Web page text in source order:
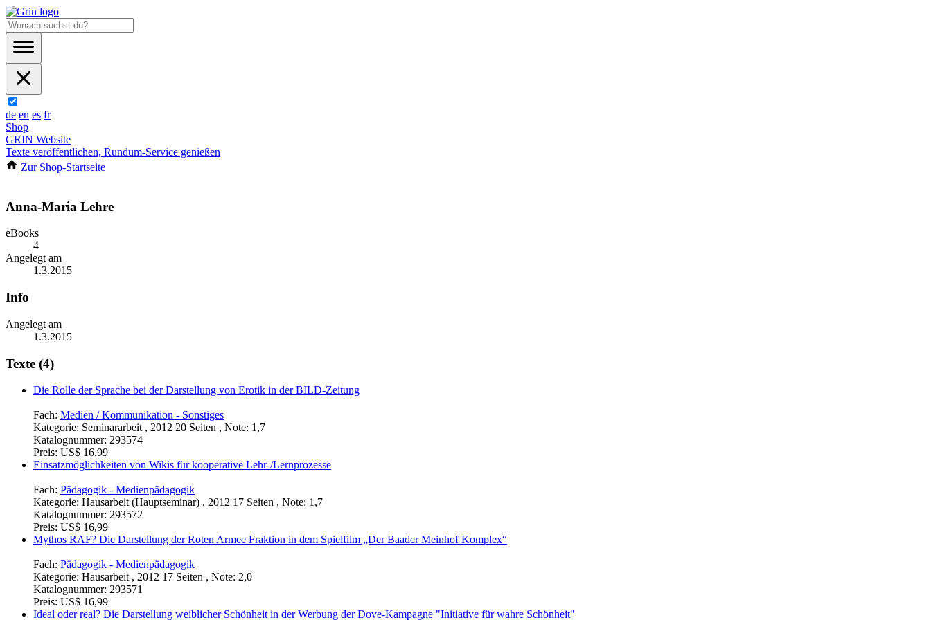
de en es fr
Shop
GRIN Website
Texte veröffentlichen, Rundum-Service genießen
Zur Shop-Startseite
Anna-Maria Lehre
eBooks
4
Angelegt am
1.3.2015
Info
Angelegt am
1.3.2015
Texte (4)
Die Rolle der Sprache bei der Darstellung von Erotik in der BILD-Zeitung
Fach: Medien / Kommunikation - Sonstiges
Kategorie: Seminararbeit , 2012 20 Seiten , Note: 1,7
Katalognummer: 293574
Preis: US$ 16,99
Einsatzmöglichkeiten von Wikis für kooperative Lehr-/Lernprozesse
Fach: Pädagogik - Medienpädagogik
Kategorie: Hausarbeit (Hauptseminar) , 2012 17 Seiten , Note: 1,7
Katalognummer: 293572
Preis: US$ 16,99
Mythos RAF? Die Darstellung der Roten Armee Fraktion in dem Spielfilm „Der Baader Meinhof Komplex“
Fach: Pädagogik - Medienpädagogik
Kategorie: Hausarbeit , 2012 17 Seiten , Note: 2,0
Katalognummer: 293571
Preis: US$ 16,99
Ideal oder real? Die Darstellung weiblicher Schönheit in der Werbung der Dove-Kampagne "Initiative für wahre Schönheit"